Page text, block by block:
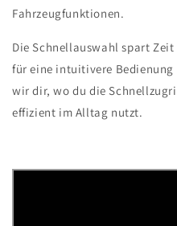
Fahrzeugfunktionen.
Die Schnellauswahl spart
für eine intuitivere Bedienung
wir dir, wo du die
effizient im Alltag nutzt.